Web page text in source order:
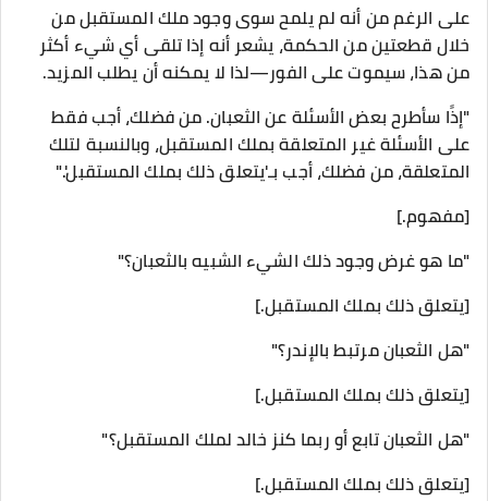
على الرغم من أنه لم يلمح سوى وجود ملك المستقبل من
خلال قطعتين من الحكمة، يشعر أنه إذا تلقى أي شيء أكثر
من هذا، سيموت على الفور—لذا لا يمكنه أن يطلب المزيد.
"إذًا سأطرح بعض الأسئلة عن الثعبان. من فضلك، أجب فقط
على الأسئلة غير المتعلقة بملك المستقبل، وبالنسبة لتلك
المتعلقة، من فضلك، أجب بـ'يتعلق ذلك بملك المستقبل'."
[مفهوم.]
"ما هو غرض وجود ذلك الشيء الشبيه بالثعبان؟"
[يتعلق ذلك بملك المستقبل.]
"هل الثعبان مرتبط بالإندر؟"
[يتعلق ذلك بملك المستقبل.]
"هل الثعبان تابع أو ربما كنز خالد لملك المستقبل؟"
[يتعلق ذلك بملك المستقبل.]